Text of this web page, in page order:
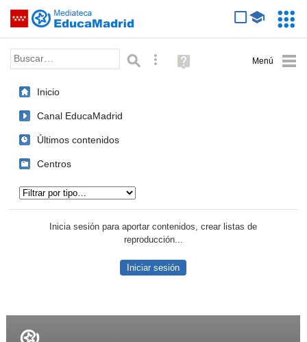
Saltar navegación
Palabra o frase: Búsqueda avanzada
Ayuda
(en
Inicio
Canal EducaMadrid
Últimos contenidos
Centros
Inicia sesión para aportar contenidos, crear listas de
reproducción...
Iniciar sesión